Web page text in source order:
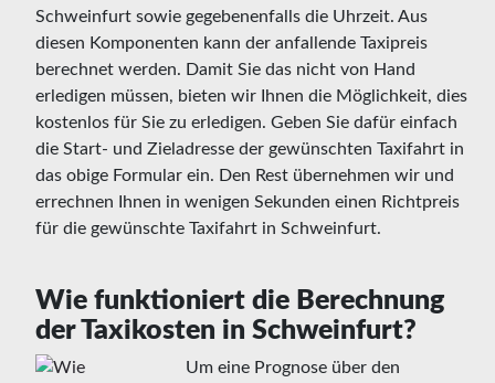
Schweinfurt sowie gegebenenfalls die Uhrzeit. Aus
diesen Komponenten kann der anfallende Taxipreis
berechnet werden. Damit Sie das nicht von Hand
erledigen müssen, bieten wir Ihnen die Möglichkeit, dies
kostenlos für Sie zu erledigen. Geben Sie dafür einfach
die Start- und Zieladresse der gewünschten Taxifahrt in
das obige Formular ein. Den Rest übernehmen wir und
errechnen Ihnen in wenigen Sekunden einen Richtpreis
für die gewünschte Taxifahrt in Schweinfurt.
Wie funktioniert die Berechnung
der Taxikosten in Schweinfurt?
Um eine Prognose über den